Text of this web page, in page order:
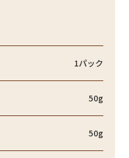
1パック
50g
50g